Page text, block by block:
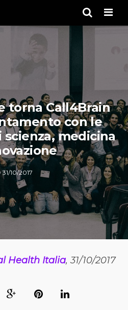
torna Call4Brain
con le
medicina
31/10/2017
Health Italia, 31/10/2017